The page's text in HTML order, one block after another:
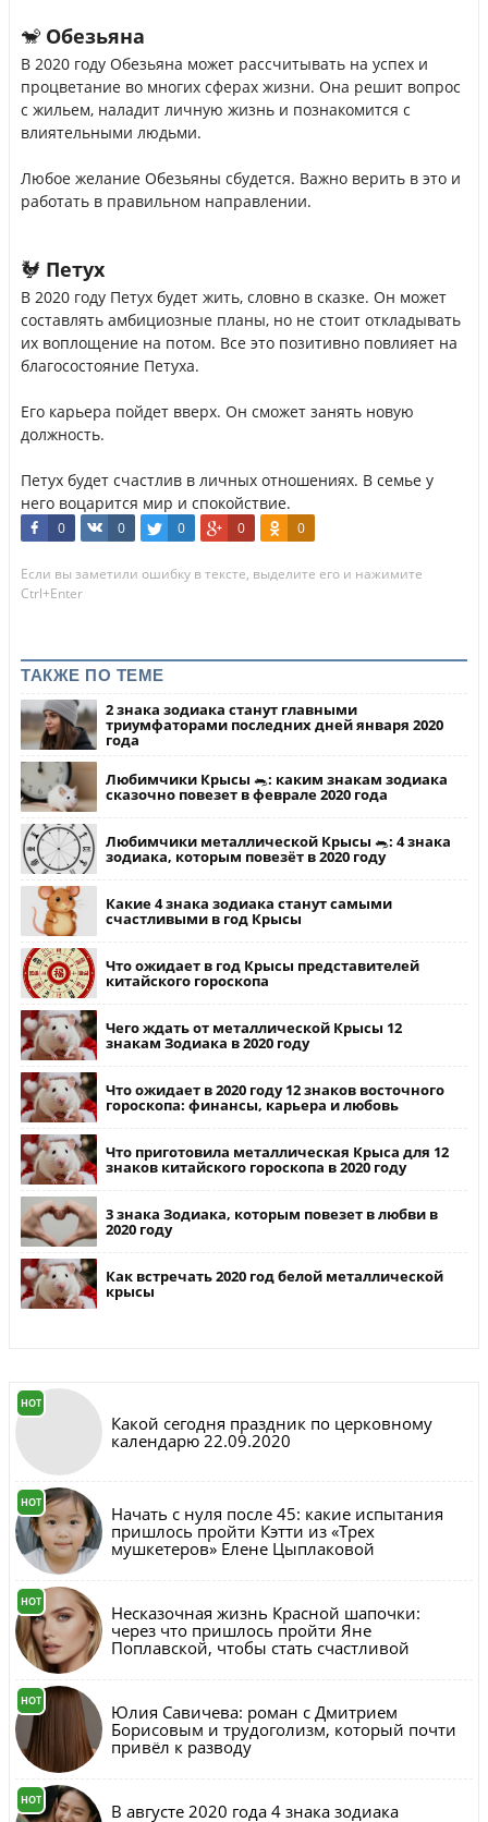
🐒 Обезьяна
В 2020 году Обезьяна может рассчитывать на успех и
процветание во многих сферах жизни. Она решит вопрос
с жильем, наладит личную жизнь и познакомится с
влиятельными людьми.
Любое желание Обезьяны сбудется. Важно верить в это и
работать в правильном направлении.
🐓 Петух
В 2020 году Петух будет жить, словно в сказке. Он может
составлять амбициозные планы, но не стоит откладывать
их воплощение на потом. Все это позитивно повлияет на
благосостояние Петуха.
Его карьера пойдет вверх. Он сможет занять новую
должность.
Петух будет счастлив в личных отношениях. В семье у
него воцарится мир и спокойствие.
0 0 0 0 0
Если вы заметили ошибку в тексте, выделите его и нажимите
Ctrl+Enter
ТАКЖЕ ПО ТЕМЕ
2 знака зодиака станут главными
триумфаторами последних дней января 2020
года
Любимчики Крысы 🐀: каким знакам зодиака
сказочно повезет в феврале 2020 года
Любимчики металлической Крысы 🐀: 4 знака
зодиака, которым повезёт в 2020 году
Какие 4 знака зодиака станут самыми
счастливыми в год Крысы
Что ожидает в год Крысы представителей
китайского гороскопа
Чего ждать от металлической Крысы 12
знакам Зодиака в 2020 году
Что ожидает в 2020 году 12 знаков восточного
гороскопа: финансы, карьера и любовь
Что приготовила металлическая Крыса для 12
знаков китайского гороскопа в 2020 году
3 знака Зодиака, которым повезет в любви в
2020 году
Как встречать 2020 год белой металлической
крысы
HOT
Какой сегодня праздник по церковному
календарю 22.09.2020
HOT
Начать с нуля после 45: какие испытания
пришлось пройти Кэтти из «Трех
мушкетеров» Елене Цыплаковой
HOT
Несказочная жизнь Красной шапочки:
через что пришлось пройти Яне
Поплавской, чтобы стать счастливой
HOT
Юлия Савичева: роман с Дмитрием
Борисовым и трудоголизм, который почти
привёл к разводу
HOT
В августе 2020 года 4 знака зодиака